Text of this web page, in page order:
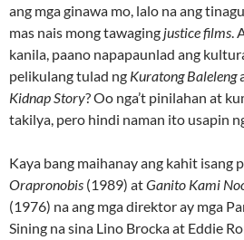
ang mga ginawa mo, lalo na ang
mas nais mong tawaging justice films.
kanila, paano napapaunlad ang
pelikulang tulad ng Kuratong Baleleng
Kidnap Story? Oo nga’t pinilahan at
takilya, pero hindi naman ito usapin
Kaya bang maihanay ang kahit isang
Orapronobis (1989) atGanito Kami
(1976) na ang mga direktor ay mga
Sining na sina Lino Brocka at Eddie